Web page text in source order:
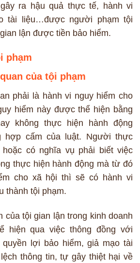
ra hậu quả thực tế, hành vi
tài liệu…được người phạm tội
lận được tiền bảo hiểm.
phạm
của tội phạm
phải là hành vi nguy hiểm cho
hiểm này được thể hiện bằng
không thực hiện hành động
hợp cấm của luật. Người thực
có nghĩa vụ phải biết việc
thực hiện hành động mà từ đó
cho xã hội thì sẽ có hành vi
thành tội phạm.
của tội gian lận trong kinh doanh
hiện qua việc thông đồng với
lợi bảo hiểm, giả mạo tài
thông tin, tự gây thiệt hại về